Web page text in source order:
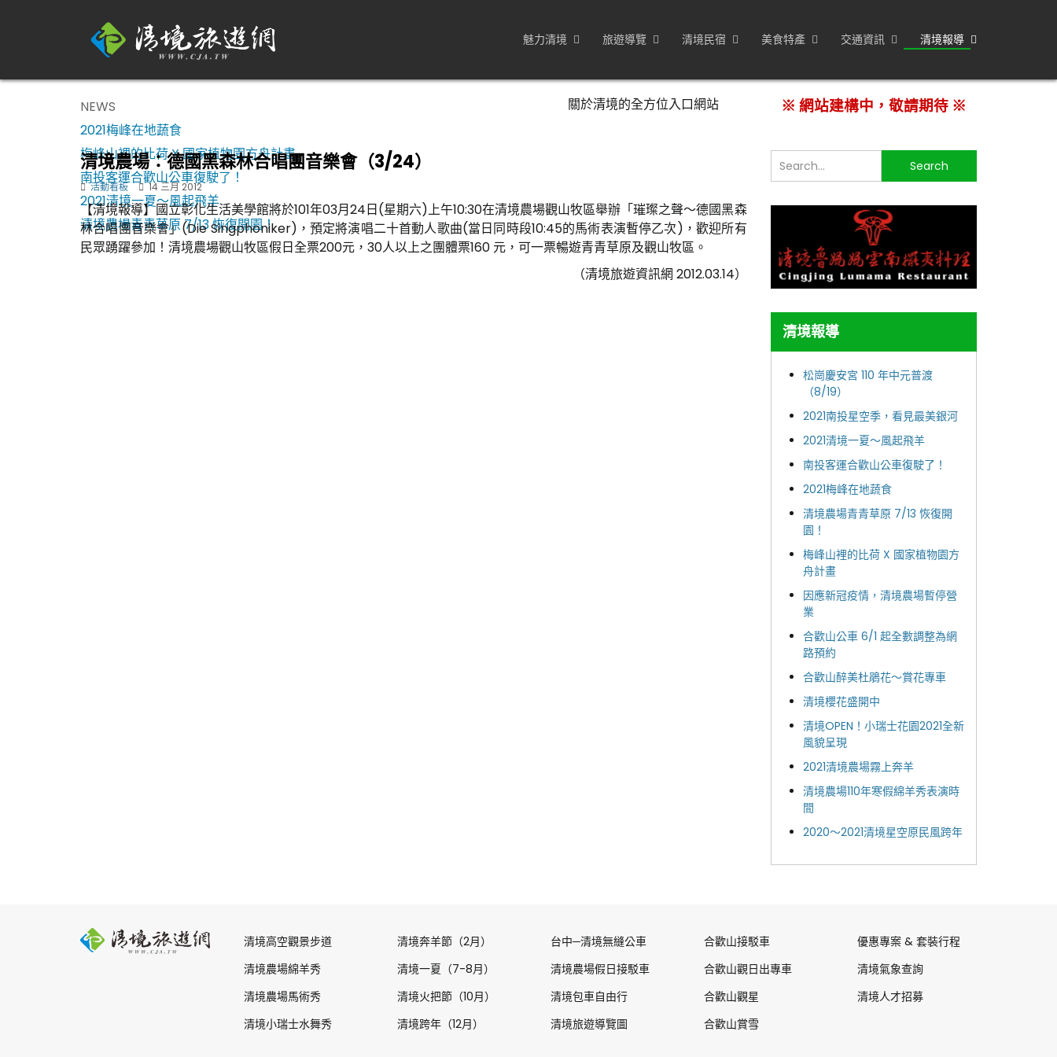
魅力清境 旅遊導覽 清境民宿 美食特產 交通資訊 清境報導
NEWS
2021梅峰在地蔬食
梅峰山裡的比荷 X 國家植物園方舟計畫
南投客運合歡山公車復駛了！
2021清境一夏～風起飛羊
清境農場青青草原 7/13 恢復開園！
關於清境的全方位入口網站 ※ 網站建構中，敬請期待 ※
清境農場：德國黑森林合唱團音樂會（3/24）
活動看板 14 三月 2012
【清境報導】國立彰化生活美學館將於101年03月24日(星期六)上午10:30在清境農場觀山牧區舉辦「璀璨之聲～德國黑森
林合唱團音樂會」(Die Singphoniker)，預定將演唱二十首動人歌曲(當日同時段10:45的馬術表演暫停乙次)，歡迎所有
民眾踴躍參加！清境農場觀山牧區假日全票200元，30人以上之團體票160 元，可一票暢遊青青草原及觀山牧區。
（清境旅遊資訊網 2012.03.14）
搜
尋...
Search
清境報導
松崗慶安宮 110 年中元普渡
（8/19）
2021南投星空季，看見最美銀河
2021清境一夏～風起飛羊
南投客運合歡山公車復駛了！
2021梅峰在地蔬食
清境農場青青草原 7/13 恢復開
園！
梅峰山裡的比荷 X 國家植物園方
舟計畫
因應新冠疫情，清境農場暫停營
業
合歡山公車 6/1 起全數調整為網
路預約
合歡山醉美杜鵑花～賞花專車
清境櫻花盛開中
清境OPEN！小瑞士花園2021全新
風貌呈現
2021清境農場霧上奔羊
清境農場110年寒假綿羊秀表演時
間
2020～2021清境星空原民風跨年
清境高空觀景步道
清境農場綿羊秀
清境農場馬術秀
清境小瑞士水舞秀
清境奔羊節（2月）
清境一夏（7-8月）
清境火把節（10月）
清境跨年（12月）
台中─清境無縫公車
清境農場假日接駁車
清境包車自由行
清境旅遊導覽圖
合歡山接駁車
合歡山觀日出專車
合歡山觀星
合歡山賞雪
優惠專案 & 套裝行程
清境氣象查詢
清境人才招募